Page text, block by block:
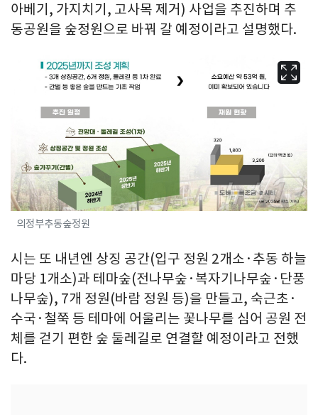
아베기, 가지치기, 고사목 제거) 사업을 추진하며 추
동공원을 숲정원으로 바꿔 갈 예정이라고 설명했다.
의정부추동숲정원
시는 또 내년엔 상징 공간(입구 정원 2개소·추동 하늘
마당 1개소)과 테마숲(전나무숲·복자기나무숲·단풍
나무숲), 7개 정원(바람 정원 등)을 만들고, 숙근초·
수국·철쭉 등 테마에 어울리는 꽃나무를 심어 공원 전
체를 걷기 편한 숲 둘레길로 연결할 예정이라고 전했
다.